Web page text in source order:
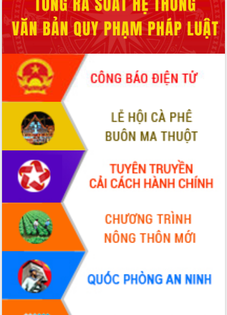
Tập huấn ứng dụng trí tuệ nhân tạo (AI)
trong thương mại điện tử năm 2026
Đoàn đại biểu Quốc hội tỉnh Đắk Lắk
trao đổi thông tin trước Kỳ họp thứ
nhất, Quốc hội khóa XVI
Quyết liệt cải cách hành chính, khơi
thông nguồn lực phát triển
Nâng cao hiệu lực, hiệu quả HĐND
tỉnh thông qua hiện đại hóa hành chính
Xã Ea Phê gắn cải cách hành chính với
chuyển đổi số
Phó Chủ tịch Thường trực UBND tỉnh
Hồ Thị Nguyên Thảo làm việc tại Trung
tâm Phục vụ hành chính công xã Ea
Xây dựng nền hành chính số đồng
hành cùng nông dân dân, doanh nghiệp
Giai đoạn 2026-2030, Đắk Lắk phấn
đấu có 77% xã đạt chuẩn nông thôn
Chuyển đổi số 'mở đường' cho nông
nghiệp Đắk Lắk tăng trưởng bứt phá
Triển khai đồng bộ đo đạc, lập hồ sơ
địa chính, hoàn thiện cơ sở dữ liệu đất
đai
Ứng dụng sinh trắc học - Bước tiến
trong hành trình chuyển đổi số tại Đắk